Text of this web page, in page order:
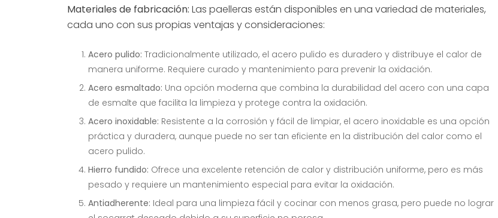
Servicio de mesa
Toallitas
Utensilios de cocina
Materiales de fabricación: Las paelleras están disponibles en una variedad de materiales,
cada uno con sus propias ventajas y consideraciones:
Acero pulido: Tradicionalmente utilizado, el acero pulido es duradero y distribuye el calor de
manera uniforme. Requiere curado y mantenimiento para prevenir la oxidación.
Acero esmaltado: Una opción moderna que combina la durabilidad del acero con una capa
de esmalte que facilita la limpieza y protege contra la oxidación.
Acero inoxidable: Resistente a la corrosión y fácil de limpiar, el acero inoxidable es una opción
práctica y duradera, aunque puede no ser tan eficiente en la distribución del calor como el
acero pulido.
Hierro fundido: Ofrece una excelente retención de calor y distribución uniforme, pero es más
pesado y requiere un mantenimiento especial para evitar la oxidación.
Antiadherente: Ideal para una limpieza fácil y cocinar con menos grasa, pero puede no lograr